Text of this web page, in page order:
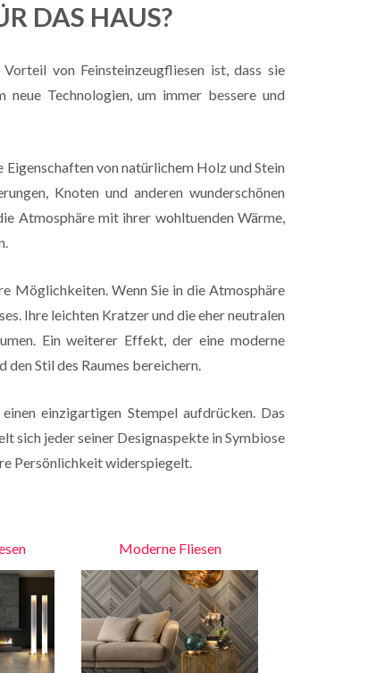
DAS HAUS?
von Feinsteinzeugfliesen ist, dass sie
Technologien, um immer bessere und
Eigenschaften von natürlichem Holz und Stein
Knoten und anderen wunderschönen
Atmosphäre mit ihrer wohltuenden Wärme,
Möglichkeiten. Wenn Sie in die Atmosphäre
Ihre leichten Kratzer und die eher neutralen
Ein weiterer Effekt, der eine moderne
Stil des Raumes bereichern.
einzigartigen Stempel aufdrücken. Das
sich jeder seiner Designaspekte in Symbiose
Persönlichkeit widerspiegelt.
Moderne Fliesen